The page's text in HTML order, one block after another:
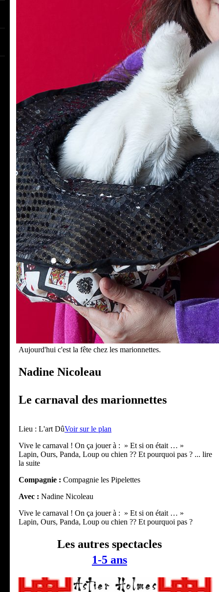
Aujourd'hui c'est la fête chez les marionnettes.
Nadine Nicoleau
Le carnaval des marionnettes
Lieu : L'art DûVoir sur le plan
Vive le carnaval ! On ça jouer à : » Et si on était … »
Lapin, Ours, Panda, Loup ou chien ?? Et pourquoi pas ? ... lire
la suite
Compagnie : Compagnie les Pipelettes
Avec : Nadine Nicoleau
Vive le carnaval ! On ça jouer à : » Et si on était … »
Lapin, Ours, Panda, Loup ou chien ?? Et pourquoi pas ?
Les autres spectacles
1-5 ans